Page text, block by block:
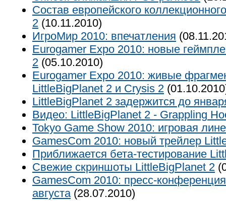
Состав европейского
2 (10.11.2010)
ИгроМир 2010: впечатления
Eurogamer Expo 2010: новые
2 (05.10.2010)
Eurogamer Expo 2010: живые
LittleBigPlanet 2 и Crysis 2
LittleBigPlanet 2 задержится до
Видео: LittleBigPlanet 2 - Grappling
Tokyo Game Show 2010: игровая
GamesCom 2010: новый трейлер
Приближается бета-тестирование
Свежие скриншоты LittleBigPlanet 2
GamesCom 2010: пресс-
августа(28.07.2010)